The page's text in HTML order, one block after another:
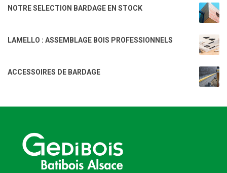
NOTRE SELECTION BARDAGE EN STOCK
LAMELLO : ASSEMBLAGE BOIS PROFESSIONNELS
ACCESSOIRES DE BARDAGE